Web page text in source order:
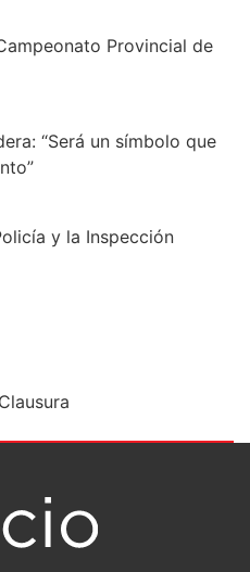
Provincial de
“Será un símbolo que
y la Inspección